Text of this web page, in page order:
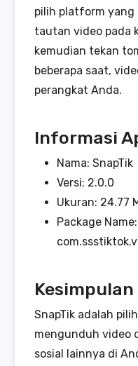
pilih platform yang
tautan video pada
kemudian tekan
beberapa saat,
perangkat Anda.
Informasi
Nama: SnapTik
Versi: 2.0.0
Ukuran: 24.77
Package Name:
Kesimpulan
SnapTik adalah
mengunduh video
sosial lainnya di